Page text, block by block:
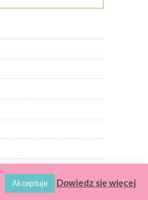
Akceptuje Dowiedz się więcej